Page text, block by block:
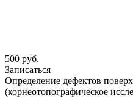
500 руб.
Записаться
Определение дефектов
(корнеотопографическое